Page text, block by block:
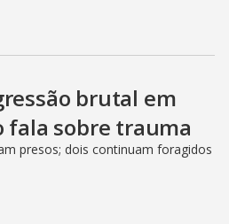
brutal em
fala sobre trauma
presos; dois continuam foragidos